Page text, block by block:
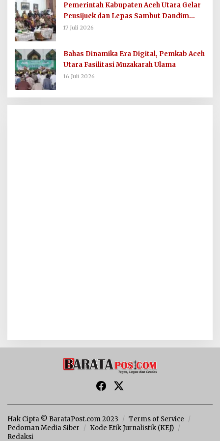
Pemerintah Kabupaten Aceh Utara Gelar
Peusijuek dan Lepas Sambut Dandim
0103/AUT
17 Juli 2026
Bahas Dinamika Era Digital, Pemkab Aceh
Utara Fasilitasi Muzakarah Ulama
16 Juli 2026
Hak Cipta © BarataPost.com 2023
Terms of Service
Pedoman Media Siber
Kode Etik Jurnalistik (KEJ)
Redaksi